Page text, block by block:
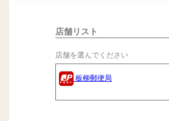
店舗リスト
店舗を選んでください
板柳郵便局